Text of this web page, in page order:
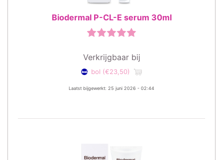
Biodermal P-CL-E serum 30ml
Verkrijgbaar bij
bol (€23,50)
Laatst bijgewerkt: 25 juni 2026 - 02:44